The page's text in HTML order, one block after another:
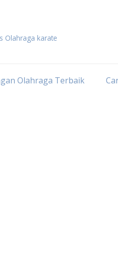
Olahraga karate
Olahraga Terbaik